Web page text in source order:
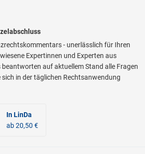
- unerlässlich für Ihren
Expertinnen und Experten aus
auf aktuellem Stand alle Fragen
in der täglichen Rechtsanwendung
In LinDa
ab 20,50 €